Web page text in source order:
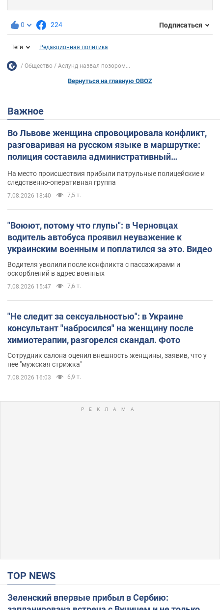
0 224 Подписаться
Теги Редакционная политика
Общество Аслунд назвал позором...
Вернуться на главную OBOZ
Важное
Во Львове женщина спровоцировала конфликт,
разговаривая на русском языке в маршрутке:
полиция составила административный
протокол. Видео
На место происшествия прибыли патрульные полицейские и
следственно-оперативная группа
7.08.2026 18:40 7,5 т.
"Воюют, потому что глупы": в Черновцах
водитель автобуса проявил неуважение к
украинским военным и поплатился за это. Видео
Водителя уволили после конфликта с пассажирами и
оскорблений в адрес военных
7.08.2026 15:47 7,6 т.
"Не следит за сексуальностью": в Украине
консультант "набросился" на женщину после
химиотерапии, разгорелся скандал. Фото
Сотрудник салона оценил внешность женщины, заявив, что у
нее "мужская стрижка"
7.08.2026 16:03 6,9 т.
TOP NEWS
Зеленский впервые прибыл в Сербию: